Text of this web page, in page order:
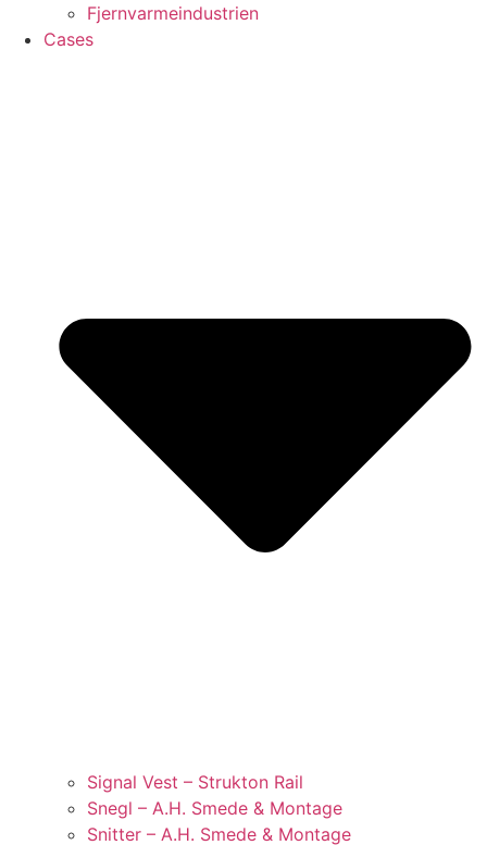
Fjernvarmeindustrien
Cases
Signal Vest – Strukton Rail
Snegl – A.H. Smede & Montage
Snitter – A.H. Smede & Montage